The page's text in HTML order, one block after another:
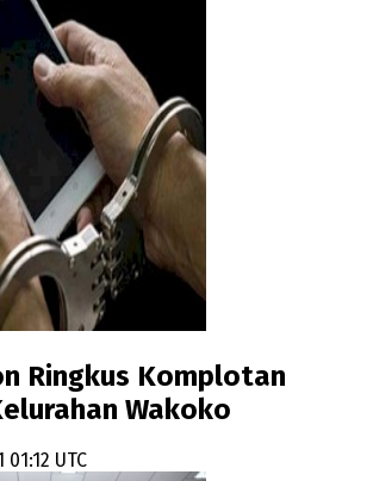
Ringkus Komplotan
Wakoko
UTC